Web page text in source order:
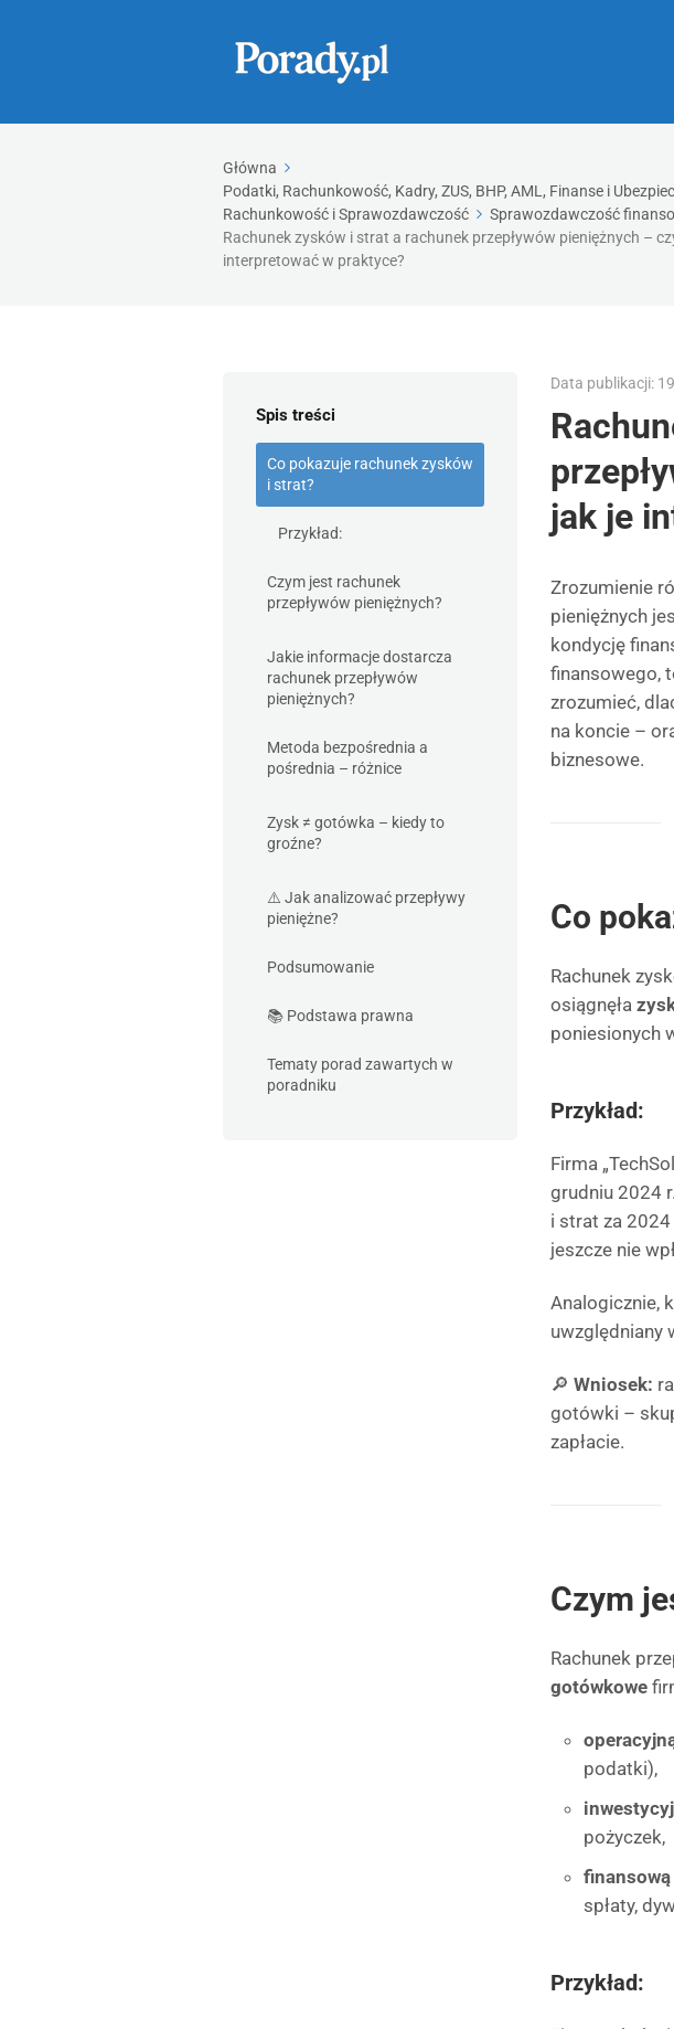
Główna
Podatki, Rachunkowość, Kadry, ZUS, BHP, AML, Finanse i
Rachunkowość i Sprawozdawczość
Sprawozdawczość
Rachunek zysków i strat a rachunek przepływów pieniężnych –
interpretować w praktyce?
Spis treści
Co pokazuje rachunek zysków
i strat?
Przykład:
Czym jest rachunek
przepływów pieniężnych?
Jakie informacje dostarcza
rachunek przepływów
pieniężnych?
Metoda bezpośrednia a
pośrednia – różnice
Zysk ≠ gotówka – kiedy to
groźne?
⚠️ Jak analizować przepływy
pieniężne?
Podsumowanie
📚 Podstawa prawna
Tematy porad zawartych w
poradniku
Data publikacji:
jak je
Zrozumienie
pieniężnych
kondycję
finansowego,
zrozumieć,
na koncie –
biznesowe.
Co
Rachunek
osiągnęła
poniesionych
Przykład:
Firma
grudniu 2024
i strat za
jeszcze nie
Analogicznie,
uwzględniany
🔎 Wniosek:
gotówki –
zapłacie.
Czym
Rachunek
gotówkowe
podatki),
pożyczek,
finansową
spłaty,
Przykład: